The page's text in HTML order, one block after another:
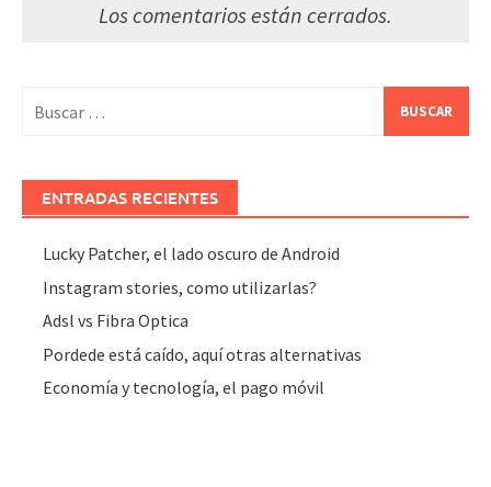
Los comentarios están cerrados.
ENTRADAS RECIENTES
Lucky Patcher, el lado oscuro de Android
Instagram stories, como utilizarlas?
Adsl vs Fibra Optica
Pordede está caído, aquí otras alternativas
Economía y tecnología, el pago móvil